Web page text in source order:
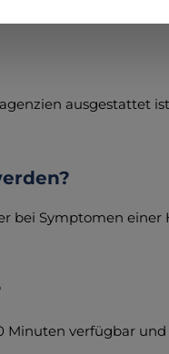
vorkommt und ein
ausgestattet
bei Symptomen
Minuten verfügbar